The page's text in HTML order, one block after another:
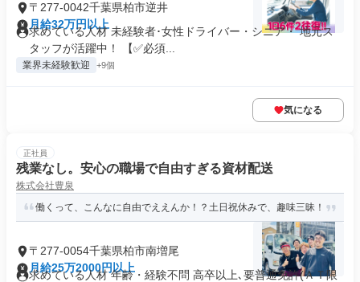
〒277-0042千葉県柏市逆井
月給32万円以上
求めている人材 未経験者･女性ドライバー・シニア・ 地元ス
タッフが活躍中！ 【✅必須...
業界未経験歓迎 +9個
気になる
正社員
残業なし。安心の職場で自由すぎる資材配送
株式会社豊泉
働くって、こんなに自由でええんか！？土日祝休みで、趣味三昧！
〒277-0054千葉県柏市南増尾
月給25万2000円以上
求めている人材 年齢・経験不問 高卒以上､要普通免許(ＡＴ限